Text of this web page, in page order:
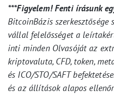
***Figyelem! Fenti írásunk
BitcoinBázis szerkesztősége
vállal felelősséget a
inti minden Olvasóját az
kriptovaluta, CFD, token,
és ICO/STO/SAFT
és az állítások alapos